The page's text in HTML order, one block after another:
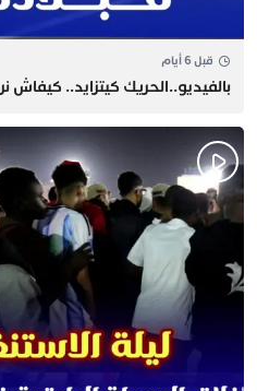
قبل 6 أيام
بالفيديو..الحريك كيتزايد..